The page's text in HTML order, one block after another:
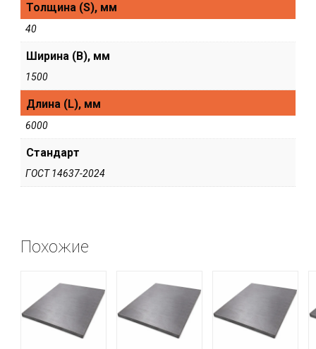
Толщина (S), мм
40
Ширина (В), мм
1500
Длина (L), мм
6000
Стандарт
ГОСТ 14637-2024
Похожие